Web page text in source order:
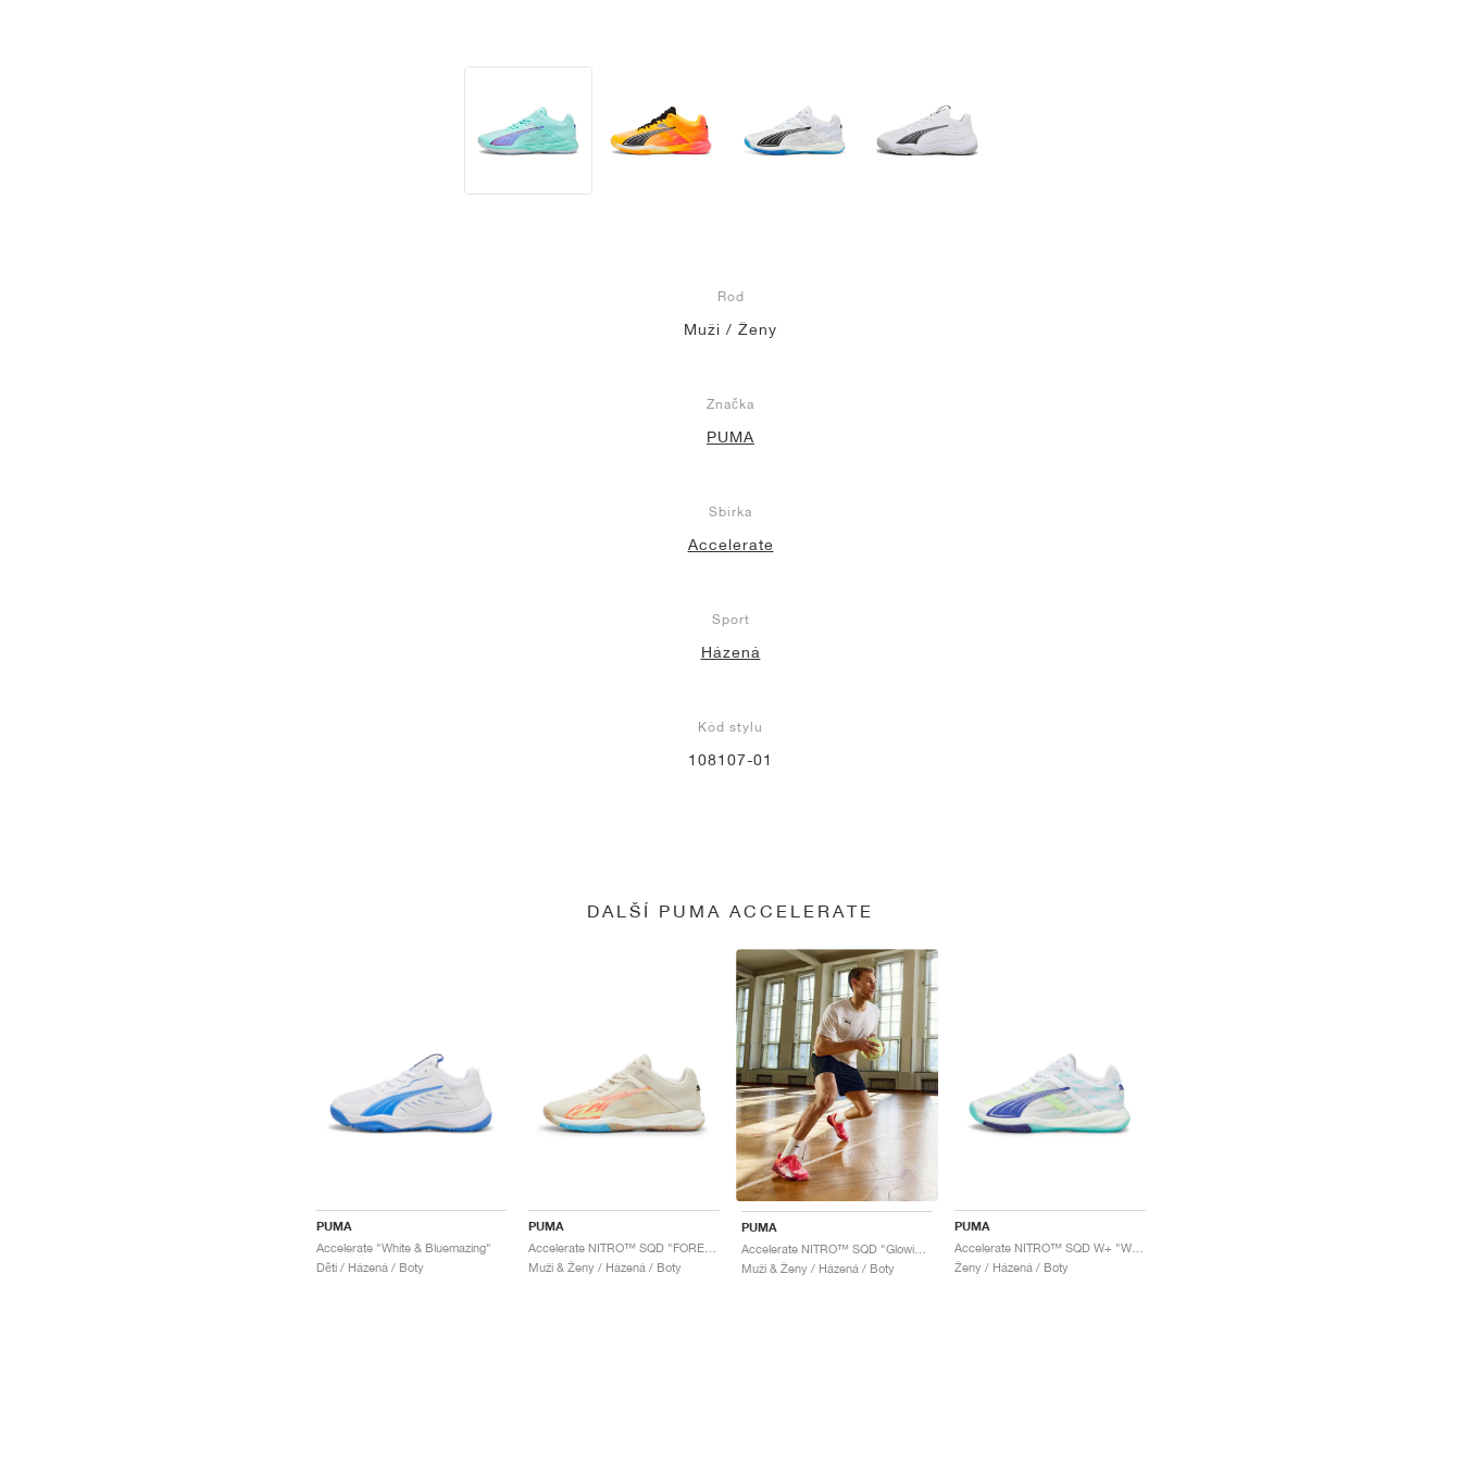
Rod
Muži / Ženy
Značka
PUMA
Sbírka
Accelerate
Sport
Házená
Kód stylu
108107-01
DALŠÍ PUMA ACCELERATE
PUMA
Accelerate "White & Bluemazing"
Děti / Házená / Boty
PUMA
Muži & Ženy / Házená / Boty
PUMA
Muži & Ženy / Házená / Boty
PUMA
Accelerate NITRO™ SQD W+ "White & Electric Peppermint"
Ženy / Házená / Boty